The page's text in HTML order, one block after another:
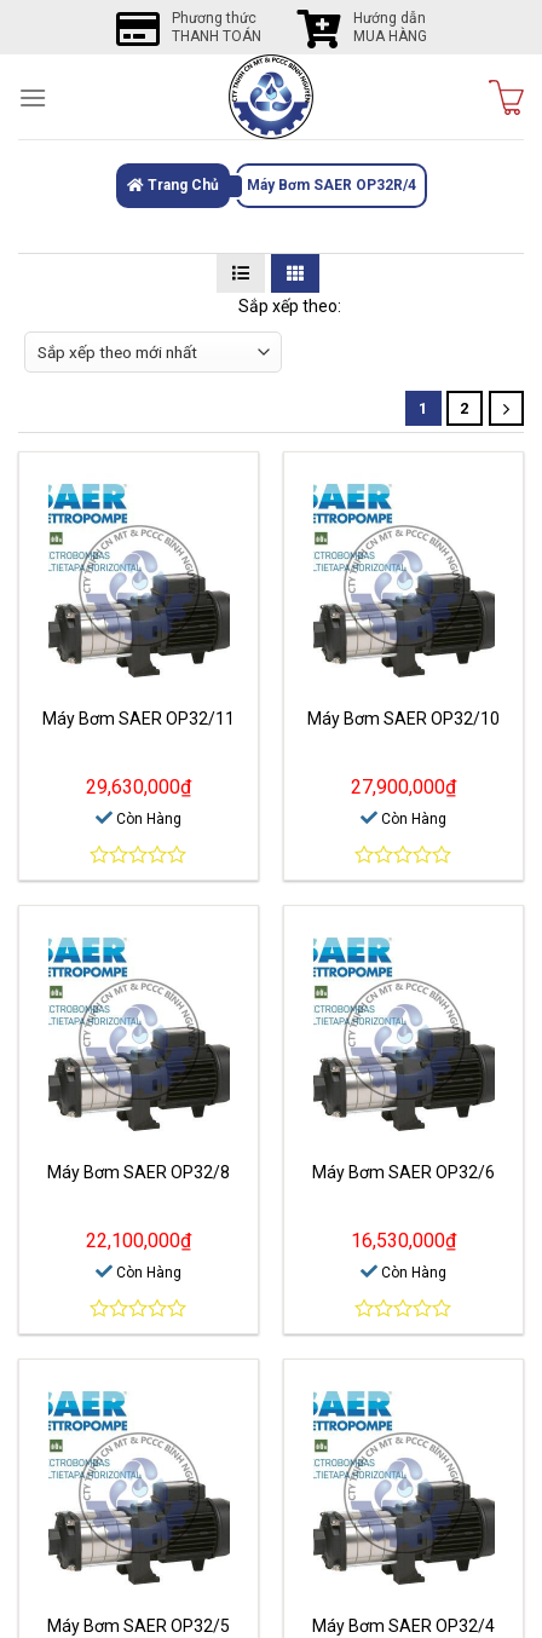
Phương thức
THANH TOÁN
Hướng dẫn
MUA HÀNG
Trang Chủ Máy Bơm SAER OP32R/4
Sắp xếp theo:
1 2
Máy Bơm SAER OP32/11
29,630,000₫
Còn Hàng
0
out
5
Máy Bơm SAER OP32/10
27,900,000₫
Còn Hàng
0
out
5
Máy Bơm SAER OP32/8
22,100,000₫
Còn Hàng
0
out
5
Máy Bơm SAER OP32/6
16,530,000₫
Còn Hàng
0
out
5
Máy Bơm SAER OP32/5 Máy Bơm SAER OP32/4